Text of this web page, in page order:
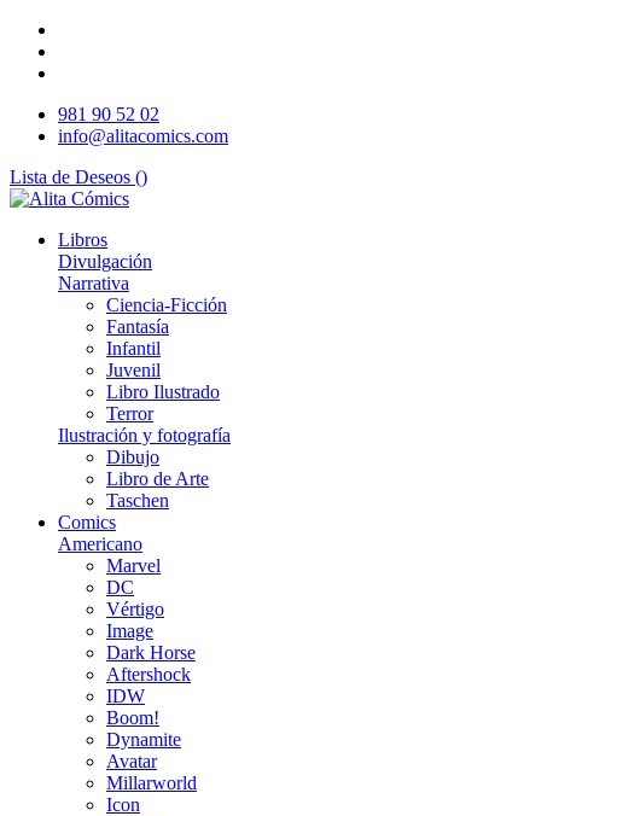
981 90 52 02
info@alitacomics.com
Lista de Deseos ()
Libros
Divulgación
Narrativa
Ciencia-Ficción
Fantasía
Infantil
Juvenil
Libro Ilustrado
Terror
Ilustración y fotografía
Dibujo
Libro de Arte
Taschen
Comics
Americano
Marvel
DC
Vértigo
Image
Dark Horse
Aftershock
IDW
Boom!
Dynamite
Avatar
Millarworld
Icon